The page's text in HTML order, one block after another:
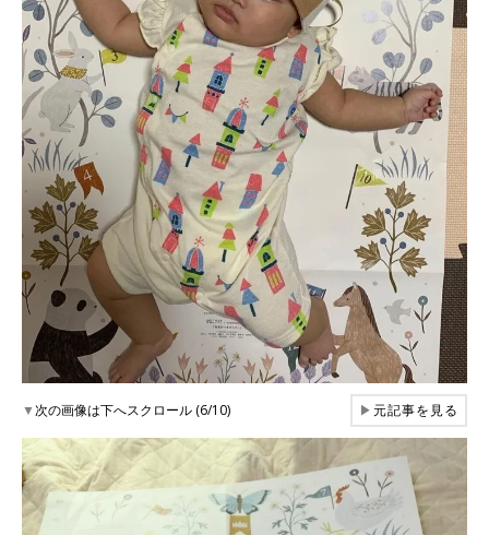
▼次の画像は下へスクロール (6/10) ▶元記事を見る